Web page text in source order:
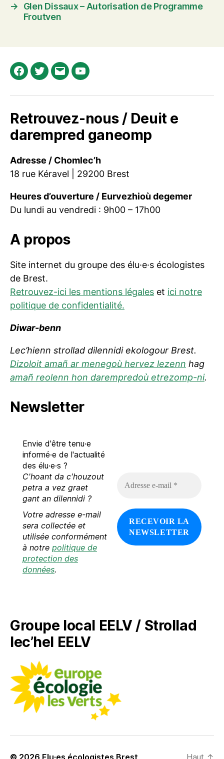
→
Glen Dissaux – Autorisation de Programme
Froutven
Facebook
Twitter
E-
Youtube
Retrouvez-nous / Deuit e
darempred ganeomp
Adresse / Chomlec’h
18 rue Kéravel | 29200 Brest
Heures d’ouverture / Eurvezhioù degemer
Du lundi au vendredi : 9h00 – 17h00
A propos
Site internet du groupe des élu·e·s écologistes
de Brest.
Retrouvez-ici les mentions légales et ici notre
politique de confidentialité.
Diwar-benn
Lec’hienn strollad dilennidi ekologour Brest.
Dizoloit amañ ar menegoù hervez lezenn hag
amañ reolenn hon darempredoù etrezomp-ni.
Newsletter
Envie d'être tenu·e
informé·e de l'actualité
des élu·e·s ?
C'hoant da c'houzout
petra a vez graet
gant an dilennidi ?
Votre adresse e-mail
sera collectée et
utilisée conformément
à notre politique de
protection des
données.
s
s
e
Groupe local EELV / Strollad
lec’hel EELV
© 2026 Elu·es écologistes Brest Haut ↑